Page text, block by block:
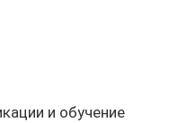
и обучение